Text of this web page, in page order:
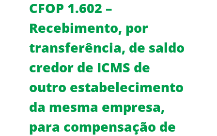
CFOP 1.602 –
Recebimento, por
transferência, de saldo
credor de ICMS de
outro estabelecimento
da mesma empresa,
para compensação de